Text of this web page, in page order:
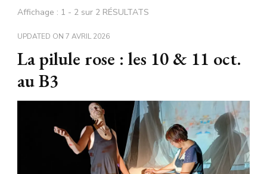
Affichage : 1 - 2 sur 2 RÉSULTATS
UPDATED ON 7 AVRIL 2026
La pilule rose : les 10 & 11 oct.
au B3